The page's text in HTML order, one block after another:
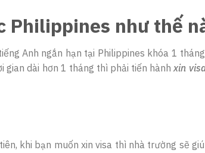
Philippines như thế
Anh ngắn hạn tại Philippines khóa 1
gian dài hơn 1 tháng thì phải tiến hànhxin
khi bạn muốn xin visa thì nhà trường sẽ